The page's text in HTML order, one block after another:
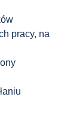
pracy, na